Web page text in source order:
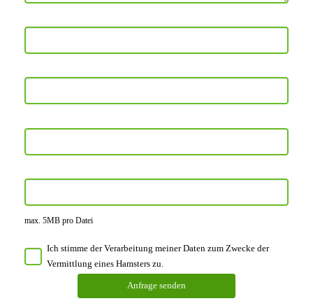
max. 5MB pro Datei
Ich stimme der Verarbeitung meiner Daten zum Zwecke der
Vermittlung eines Hamsters zu.